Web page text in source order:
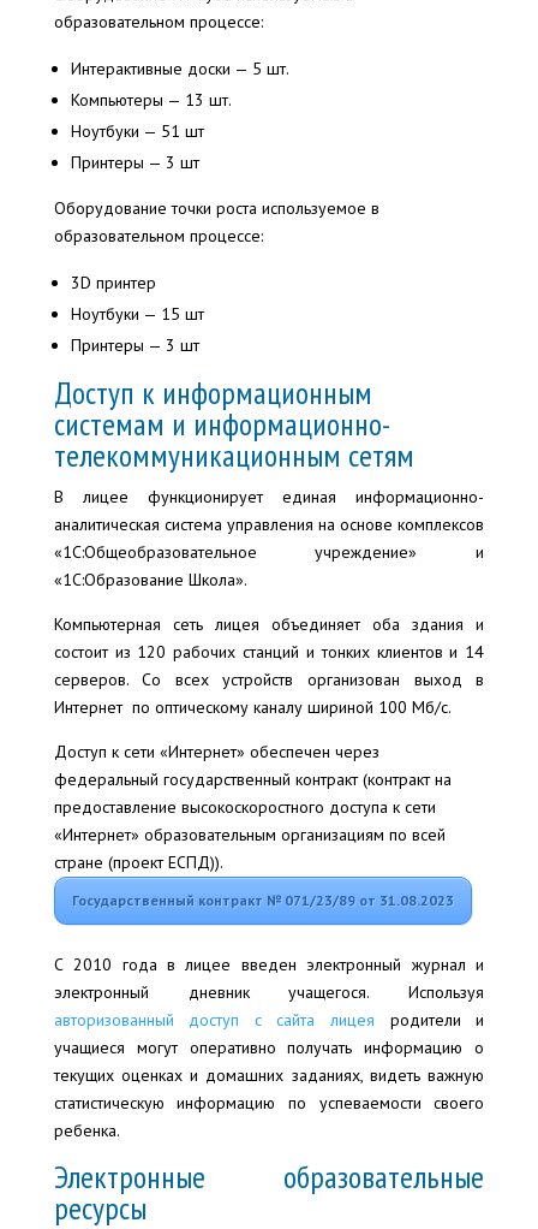
образовательном процессе:
Интерактивные доски — 5 шт.
Компьютеры — 13 шт.
Ноутбуки — 51 шт
Принтеры — 3 шт
Оборудование точки роста используемое в
образовательном процессе:
3D принтер
Ноутбуки — 15 шт
Принтеры — 3 шт
Доступ к информационным
системам и информационно-
телекоммуникационным сетям
В лицее функционирует единая информационно-
аналитическая система управления на основе комплексов
«1С:Общеобразовательное учреждение» и
«1С:Образование Школа».
Компьютерная сеть лицея объединяет оба здания и
состоит из 120 рабочих станций и тонких клиентов и 14
серверов. Со всех устройств организован выход в
Интернет по оптическому каналу шириной 100 Мб/с.
Доступ к сети «Интернет» обеспечен через
федеральный государственный контракт (контракт на
предоставление высокоскоростного доступа к сети
«Интернет» образовательным организациям по всей
стране (проект ЕСПД)).
Государственный контракт № 071/23/89 от 31.08.2023
С 2010 года в лицее введен электронный журнал и
электронный дневник учащегося. Используя
авторизованный доступ с сайта лицея родители и
учащиеся могут оперативно получать информацию о
текущих оценках и домашних заданиях, видеть важную
статистическую информацию по успеваемости своего
ребенка.
Электронные образовательные
ресурсы